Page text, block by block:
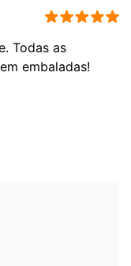
Todas as
embaladas!